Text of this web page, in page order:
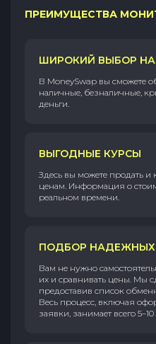
ПРЕИМУЩЕСТВА
ШИРОКИЙ ВЫБОР
В MoneySwap вы сможете
наличные, безналичные,
деньги.
ВЫГОДНЫЕ КУРСЫ
Здесь вы можете продать
ценам. Информация о
реальном времени.
ПОДБОР
Вам не нужно
их и сравнивать цены. Мы
предоставив список
Весь процесс, включая
заявки, занимает всего